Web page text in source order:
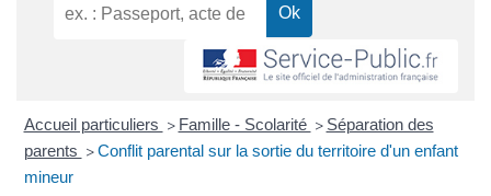
Accueil particuliers > Famille - Scolarité > Séparation des
parents > Conflit parental sur la sortie du territoire d'un enfant
mineur